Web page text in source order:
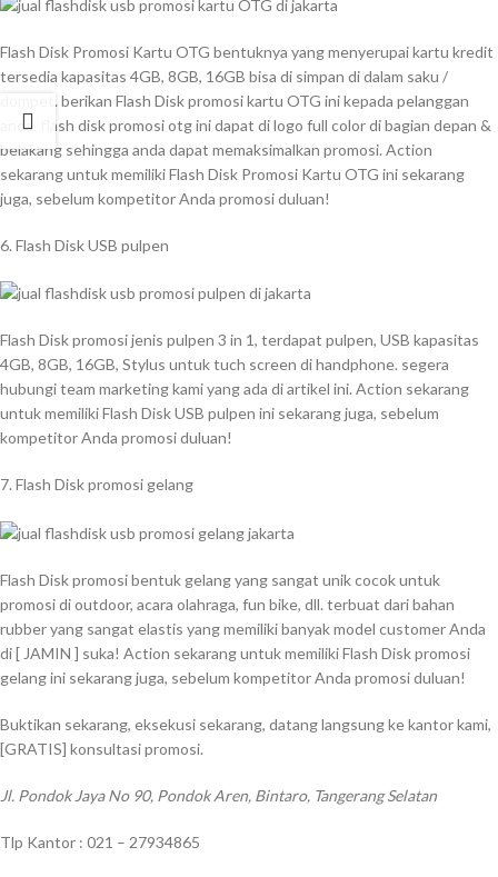
Flash Disk Promosi Kartu OTG bentuknya yang menyerupai kartu kredit
tersedia kapasitas 4GB, 8GB, 16GB bisa di simpan di dalam saku /
dompet. berikan Flash Disk promosi kartu OTG ini kepada pelanggan
anda. flash disk promosi otg ini dapat di logo full color di bagian depan &
belakang sehingga anda dapat memaksimalkan promosi. Action
sekarang untuk memiliki Flash Disk Promosi Kartu OTG ini sekarang
juga, sebelum kompetitor Anda promosi duluan!
6. Flash Disk USB pulpen
Flash Disk promosi jenis pulpen 3 in 1, terdapat pulpen, USB kapasitas
4GB, 8GB, 16GB, Stylus untuk tuch screen di handphone. segera
hubungi team marketing kami yang ada di artikel ini. Action sekarang
untuk memiliki Flash Disk USB pulpen ini sekarang juga, sebelum
kompetitor Anda promosi duluan!
7. Flash Disk promosi gelang
Flash Disk promosi bentuk gelang yang sangat unik cocok untuk
promosi di outdoor, acara olahraga, fun bike, dll. terbuat dari bahan
rubber yang sangat elastis yang memiliki banyak model customer Anda
di [ JAMIN ] suka! Action sekarang untuk memiliki Flash Disk promosi
gelang ini sekarang juga, sebelum kompetitor Anda promosi duluan!
Buktikan sekarang, eksekusi sekarang, datang langsung ke kantor kami,
[GRATIS] konsultasi promosi.
Jl. Pondok Jaya No 90, Pondok Aren, Bintaro, Tangerang Selatan
Tlp Kantor : 021 – 27934865